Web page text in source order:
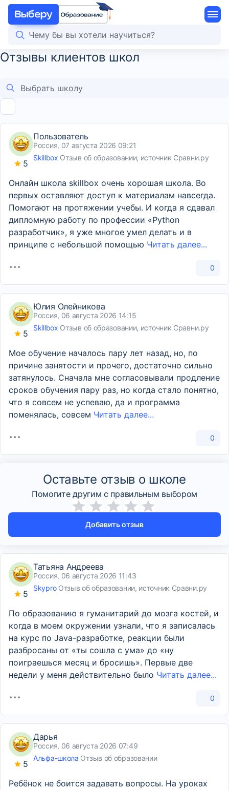
Отзывы клиентов школ
5
Пользователь
Россия, 07 августа 2026 09:21
Skillbox Отзыв об образовании, источник Сравни.ру
Онлайн школа skillbox очень хорошая школа. Во
первых оставляют доступ к материалам навсегда.
Помогают на протяжении учебы. И когда я сдавал
дипломную работу по профессии «Python
разработчик», я уже многое умел делать и в
принципе с небольшой помощью Читать далее...
0
5
Юлия Олейникова
Россия, 06 августа 2026 14:15
Skillbox Отзыв об образовании, источник Сравни.ру
Мое обучение началось пару лет назад, но, по
причине занятости и прочего, достаточно сильно
затянулось. Сначала мне согласовывали продление
сроков обучения пару раз, но когда стало понятно,
что я совсем не успеваю, да и программа
поменялась, совсем Читать далее...
0
Оставьте отзыв о школе
Помогите другим с правильным выбором
Добавить отзыв
5
Татьяна Андреева
Россия, 06 августа 2026 11:43
SkyproОтзыв об образовании, источник Сравни.ру
По образованию я гуманитарий до мозга костей, и
когда в моем окружении узнали, что я записалась
на курс по Java-разработке, реакции были
разбросаны от «ты сошла с ума» до «ну
поиграешься месяц и бросишь». Первые две
недели у меня действительно было Читать далее...
0
5
Дарья
Россия, 06 августа 2026 07:49
Альфа-школа Отзыв об образовании
Ребёнок не боится задавать вопросы. На уроках